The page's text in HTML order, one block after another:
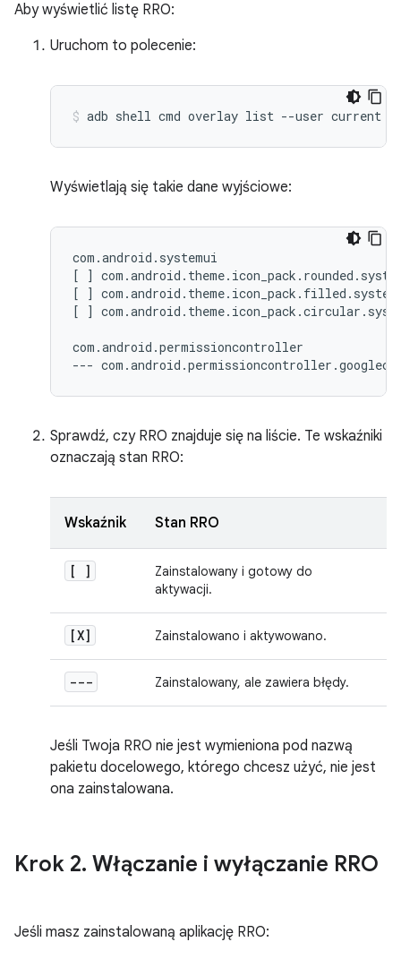
Aby wyświetlić listę RRO:
Uruchom to polecenie:
adb shell cmd overlay list --user current
Wyświetlają się takie dane wyjściowe:
com.android.systemui
[ ]
[ ]
[ ]
com.android.permissioncontroller
Sprawdź, czy RRO znajduje się na liście. Te wskaźniki
oznaczają stan RRO:
Wskaźnik Stan RRO
[ ]
Zainstalowany i gotowy do
aktywacji.
[X] Zainstalowano i aktywowano.
--- Zainstalowany, ale zawiera błędy.
Jeśli Twoja RRO nie jest wymieniona pod nazwą
pakietu docelowego, którego chcesz użyć, nie jest
ona zainstalowana.
Krok 2. Włączanie i wyłączanie RRO
Jeśli masz zainstalowaną aplikację RRO: